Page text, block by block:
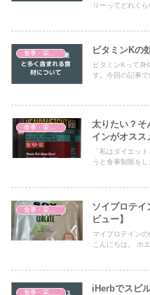
リーってどれく
食事・栄養・サプリ ビタミンKの
ビタミンKって身
す。今回の記事で
太りたい？そ
インがオスス
「私はダイエッ
うと食事制限を
ソイプロテイ
ビュー】
マイプロテイン
こんにちは。 ホ
iHerbでスピ